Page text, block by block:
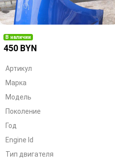
В наличии
450 BYN
Артикул
Марка
Модель
Поколение
Год
Engine Id
Тип двигателя